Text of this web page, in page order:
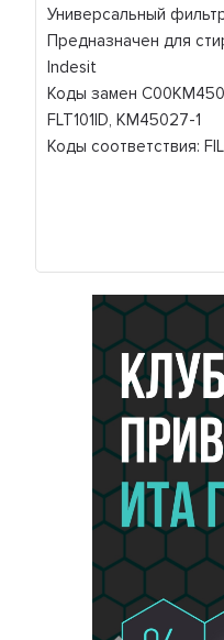
Универсальный
Предназначен для
Indesit
Коды замен
FLT101ID, KM45027-1
Коды соответствия: